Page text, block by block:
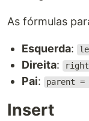
As fórmulas
Esquerda:
Direita:
Pai: parent
Insert